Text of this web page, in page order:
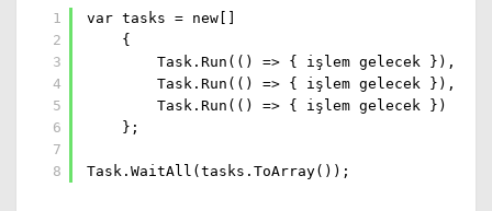
1
2
3
4
5
6
7
8
var tasks = new[]
{
Task.Run(() => { işlem gelecek }),
Task.Run(() => { işlem gelecek }),
Task.Run(() => { işlem gelecek })
};
Task.WaitAll(tasks.ToArray());